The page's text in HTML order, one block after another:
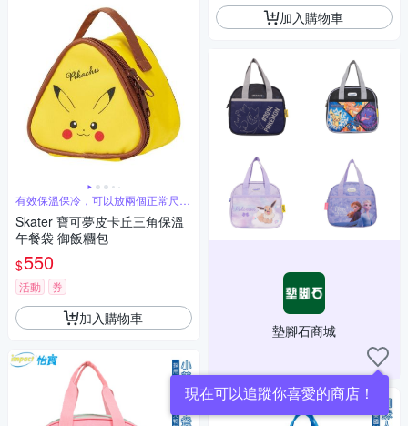
有效保溫保冷，可以放兩個正常尺寸
飯糰
Skater 寶可夢皮卡丘三角保溫
午餐袋 御飯糰包
$550
活動 券
加入購物車
加入購物車
墊腳石商城
現在可以追蹤你喜愛的商店！